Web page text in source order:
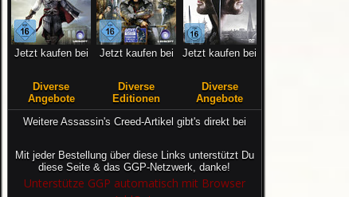
Jetzt kaufen bei
Diverse
Angebote
Jetzt kaufen bei
Diverse
Editionen
Jetzt kaufen bei
Diverse
Angebote
Weitere Assassin's Creed-Artikel gibt's direkt bei
Mit jeder Bestellung über diese Links unterstützt Du
diese Seite & das GGP-Netzwerk, danke!
Unterstütze GGP automatisch mit Browser